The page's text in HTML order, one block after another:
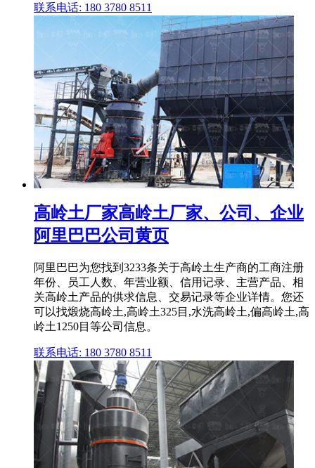
联系电话: 180 3780 8511
高岭土厂家高岭土厂家、公司、企业
阿里巴巴公司黄页
阿里巴巴为您找到3233条关于高岭土生产商的工商注册
年份、员工人数、年营业额、信用记录、主营产品、相
关高岭土产品的供求信息、交易记录等企业详情。您还
可以找煅烧高岭土,高岭土325目,水洗高岭土,偏高岭土,高
岭土1250目等公司信息。
联系电话: 180 3780 8511